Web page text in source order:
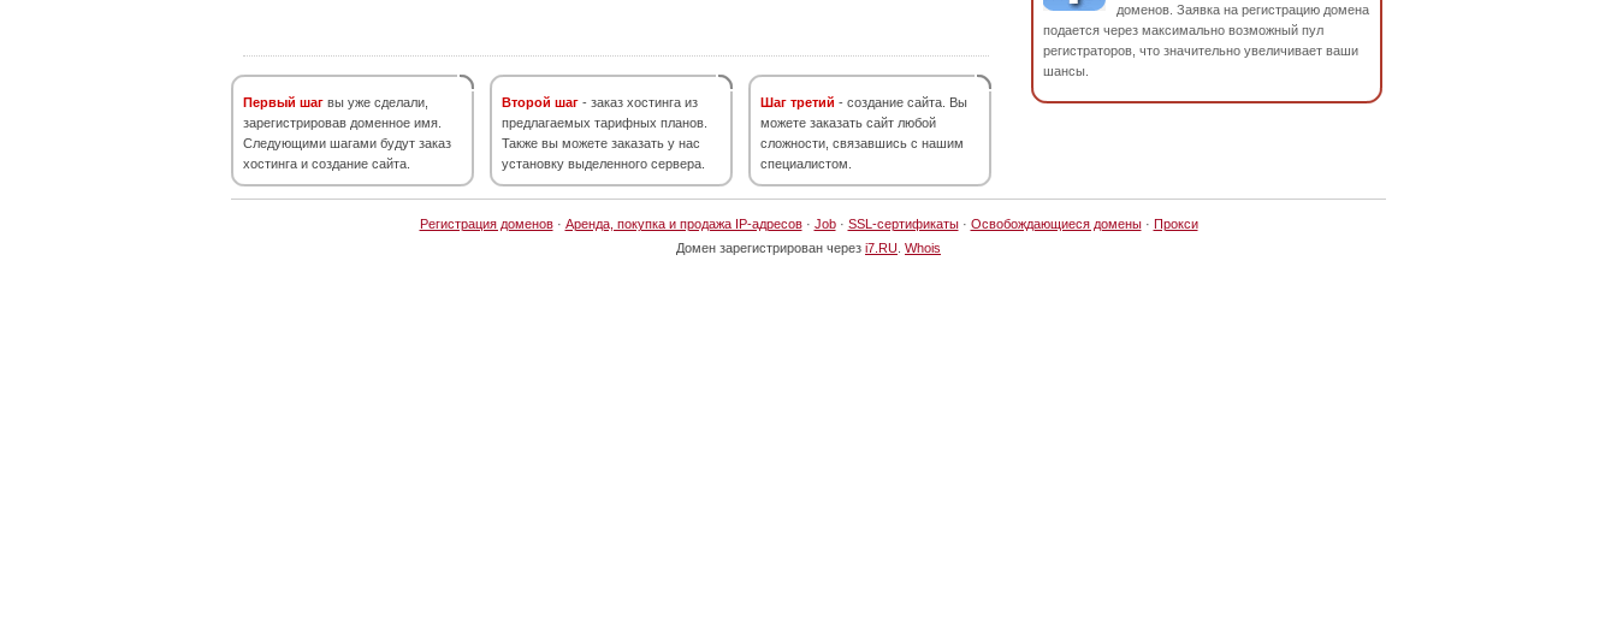
Первый шаг вы уже сделали,
зарегистрировав доменное имя.
Следующими шагами будут заказ
хостинга и создание сайта.
Второй шаг - заказ хостинга из
предлагаемых тарифных планов.
Также вы можете заказать у нас
установку выделенного сервера.
Шаг третий - создание сайта. Вы
можете заказать сайт любой
сложности, связавшись с нашим
специалистом.
доменов. Заявка на регистрацию домена
подается через максимально возможный пул
регистраторов, что значительно увеличивает ваши
шансы.
Регистрация доменов· Аренда, покупка и продажа IP-адресов· Job· SSL-сертификаты· Освобождающиеся домены· Прокси
Домен зарегистрирован через i7.RU Whois